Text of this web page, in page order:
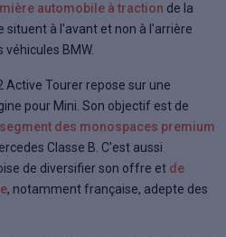
automobile à traction de la
situent à l'avant et non à l'arrière
BMW.
Active Tourer repose sur une
pour Mini. Son objectif est de
des monospaces premium
Classe B. C'est aussi
de diversifier son offre et de
, notamment française, adepte des